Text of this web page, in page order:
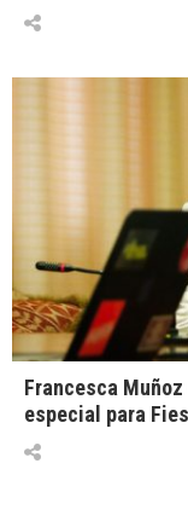
Francesca
especial para